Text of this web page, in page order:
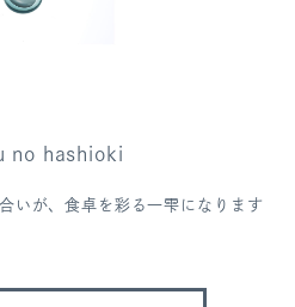
no hashioki
いが、食卓を彩る一雫になります